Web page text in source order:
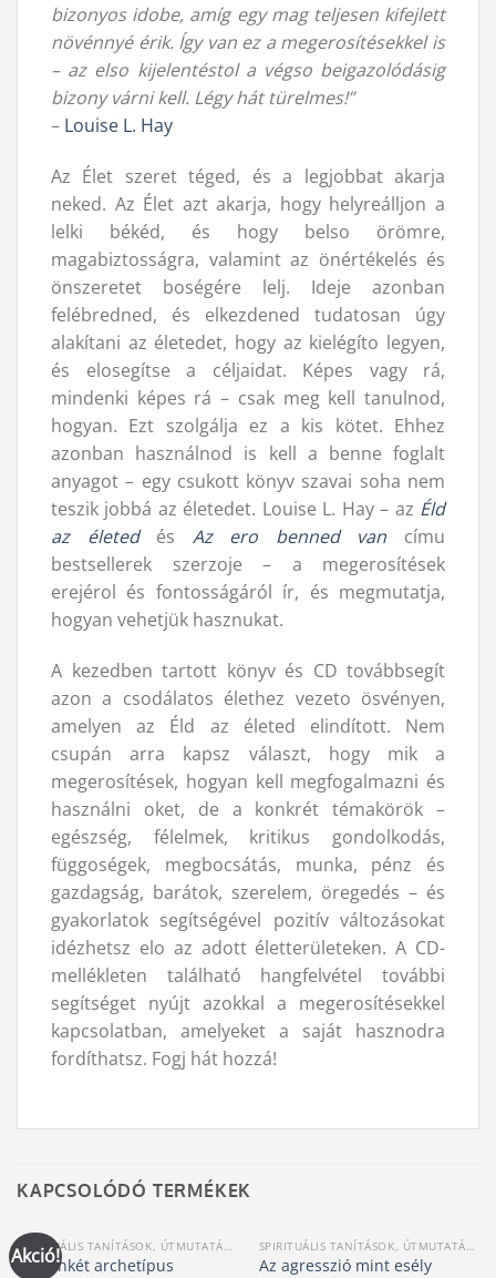
bizonyos idobe, amíg egy mag teljesen kifejlett
növénnyé érik. Így van ez a megerosítésekkel is
– az elso kijelentéstol a végso beigazolódásig
bizony várni kell. Légy hát türelmes!”
– Louise L. Hay
Az Élet szeret téged, és a legjobbat akarja
neked. Az Élet azt akarja, hogy helyreálljon a
lelki békéd, és hogy belso örömre,
magabiztosságra, valamint az önértékelés és
önszeretet boségére lelj. Ideje azonban
felébredned, és elkezdened tudatosan úgy
alakítani az életedet, hogy az kielégíto legyen,
és elosegítse a céljaidat. Képes vagy rá,
mindenki képes rá – csak meg kell tanulnod,
hogyan. Ezt szolgálja ez a kis kötet. Ehhez
azonban használnod is kell a benne foglalt
anyagot – egy csukott könyv szavai soha nem
teszik jobbá az életedet. Louise L. Hay – az Éld
az életedés Az ero benned van címu
bestsellerek szerzoje – a megerosítések
erejérol és fontosságáról ír, és megmutatja,
hogyan vehetjük hasznukat.
A kezedben tartott könyv és CD továbbsegít
azon a csodálatos élethez vezeto ösvényen,
amelyen az Éld az életed elindított. Nem
csupán arra kapsz választ, hogy mik a
megerosítések, hogyan kell megfogalmazni és
használni oket, de a konkrét témakörök –
egészség, félelmek, kritikus gondolkodás,
függoségek, megbocsátás, munka, pénz és
gazdagság, barátok, szerelem, öregedés – és
gyakorlatok segítségével pozitív változásokat
idézhetsz elo az adott életterületeken. A CD-
mellékleten található hangfelvétel további
segítséget nyújt azokkal a megerosítésekkel
kapcsolatban, amelyeket a saját hasznodra
fordíthatsz. Fogj hát hozzá!
KAPCSOLÓDÓ TERMÉKEK
Akció! SPIRITUÁLIS TANÍTÁSOK, ÚTMUTATÁSOK
A tizenkét archetípus
SPIRITUÁLIS TANÍTÁSOK, ÚTMUTATÁSOK
Az agresszió mint esély